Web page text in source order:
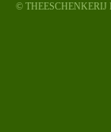
© THEESCHENKERIJ